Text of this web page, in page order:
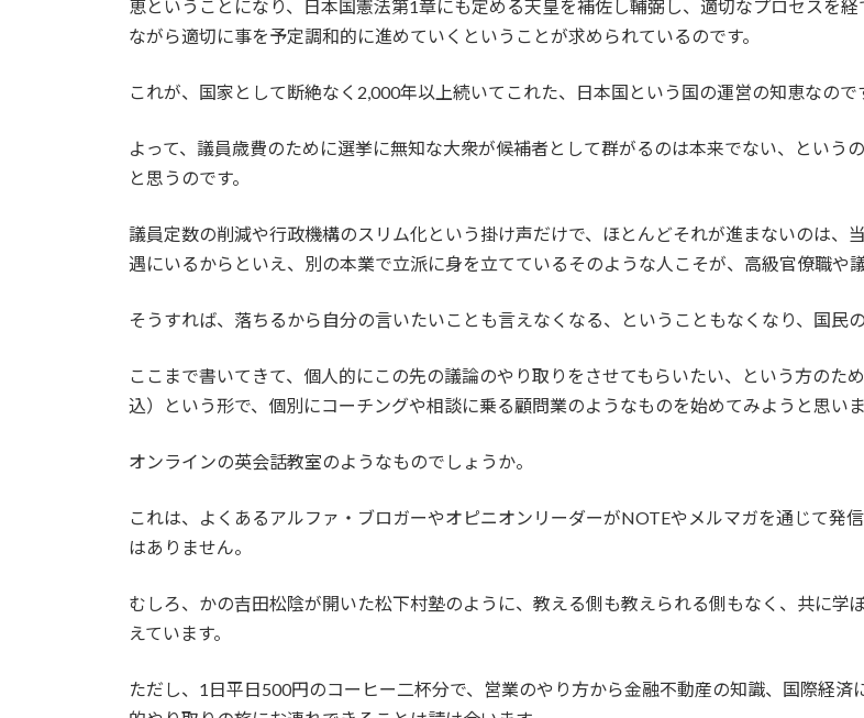
恵ということになり、日本国憲法第1章にも定める天皇を補佐し輔弼し、適切なプロセスを
ながら適切に事を予定調和的に進めていくということが求められているのです。
これが、国家として断絶なく2,000年以上続いてこれた、日本国という国の運営の知恵なので
よって、議員歳費のために選挙に無知な大衆が候補者として群がるのは本来でない、という
と思うのです。
議員定数の削減や行政機構のスリム化という掛け声だけで、ほとんどそれが進まないのは
遇にいるからといえ、別の本業で立派に身を立てているそのような人こそが、高級官僚職や
そうすれば、落ちるから自分の言いたいことも言えなくなる、ということもなくなり、国民
ここまで書いてきて、個人的にこの先の議論のやり取りをさせてもらいたい、という方のた
込）という形で、個別にコーチングや相談に乗る顧問業のようなものを始めてみようと思いま
オンラインの英会話教室のようなものでしょうか。
これは、よくあるアルファ・ブロガーやオピニオンリーダーがNOTEやメルマガを通じて発
はありません。
むしろ、かの吉田松陰が開いた松下村塾のように、教える側も教えられる側もなく、共に
えています。
ただし、1日平日500円のコーヒー二杯分で、営業のやり方から金融不動産の知識、国際経